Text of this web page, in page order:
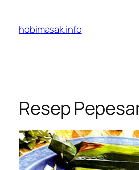
content
hobimasak.info
Resep